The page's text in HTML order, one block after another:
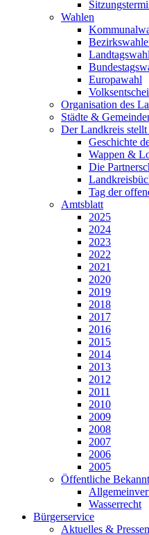
Wahlen
Europawahl
Organisation des
Städte &
Der Landkreis
Geschichte
Wappen &
Die
Tag der
Amtsblatt
2025
2024
2023
2022
2021
2020
2019
2018
2017
2016
2015
2014
2013
2012
2011
2010
2009
2008
2007
2006
2005
Öffentliche
Wasserrecht
Bürgerservice
Aktuelles &